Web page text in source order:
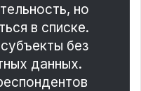
но
в списке.
без
данных.